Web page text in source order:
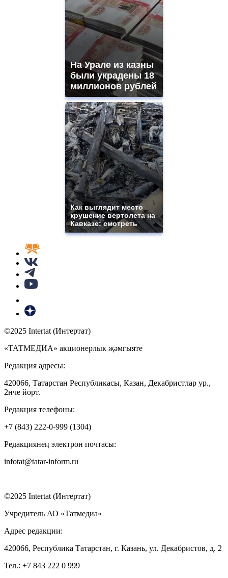
На Урале из казны
были украдены 18
миллионов рублей
Как выглядит место
крушение вертолета на
Кавказе: смотреть
©2025 Intertat (Интертат)
«ТАТМЕДИА» акционерлык җәмгыяте
Редакция адресы:
420066, Татарстан Республикасы, Казан, Декабристлар ур.,
2нче йорт.
Редакция телефоны:
+7 (843) 222-0-999 (1304)
Редакциянең электрон почтасы:
infotat@tatar-inform.ru
©2025 Intertat (Интертат)
Учредитель АО «Татмедиа»
Адрес редакции:
420066, Республика Татарстан, г. Казань, ул. Декабристов, д. 2
Тел.: +7 843 222 0 999